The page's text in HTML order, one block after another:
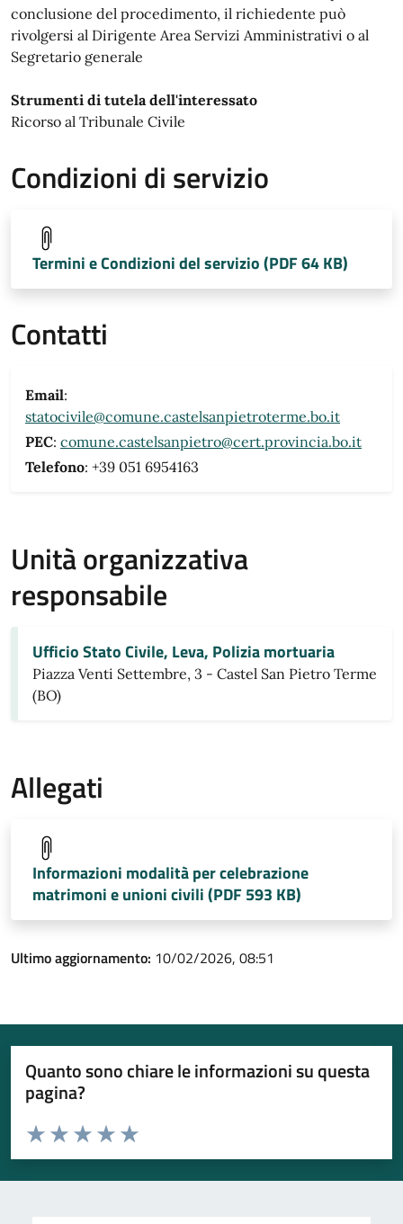
conclusione del procedimento, il richiedente può
rivolgersi al Dirigente Area Servizi Amministrativi o al
Segretario generale
Strumenti di tutela dell'interessato
Ricorso al Tribunale Civile
Condizioni di servizio
Termini e Condizioni del servizio (PDF 64 KB)
Contatti
Email:
statocivile@comune.castelsanpietroterme.bo.it
PEC: comune.castelsanpietro@cert.provincia.bo.it
Telefono: +39 051 6954163
Unità organizzativa
responsabile
Ufficio Stato Civile, Leva, Polizia mortuaria
Piazza Venti Settembre, 3 - Castel San Pietro Terme
(BO)
Allegati
Informazioni modalità per celebrazione
matrimoni e unioni civili (PDF 593 KB)
Ultimo aggiornamento: 10/02/2026, 08:51
Quanto sono chiare le informazioni su questa
pagina?
Valuta da 1 a 5 stelle la pagina
Valuta 5 stelle su 5
Valuta 4 stelle su 5
Valuta 3 stelle su 5
Valuta 2 stelle su 5
Valuta 1 stelle su 5